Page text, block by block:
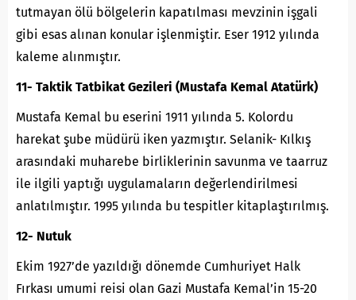
tutmayan ölü bölgelerin kapatılması mevzinin işgali
gibi esas alınan konular işlenmiştir. Eser 1912 yılında
kaleme alınmıştır.
11- Taktik Tatbikat Gezileri (Mustafa Kemal Atatürk)
Mustafa Kemal bu eserini 1911 yılında 5. Kolordu
harekat şube müdürü iken yazmıştır. Selanik- Kılkış
arasındaki muharebe birliklerinin savunma ve taarruz
ile ilgili yaptığı uygulamaların değerlendirilmesi
anlatılmıştır. 1995 yılında bu tespitler kitaplaştırılmış.
12- Nutuk
Ekim 1927’de yazıldığı dönemde Cumhuriyet Halk
Fırkası umumi reisi olan Gazi Mustafa Kemal’in 15-20